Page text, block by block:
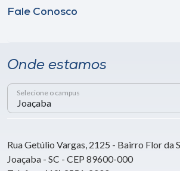
Fale Conosco
Onde estamos
Selecione o campus
Rua Getúlio Vargas, 2125 - Bairro Flor da
Joaçaba - SC - CEP 89600-000